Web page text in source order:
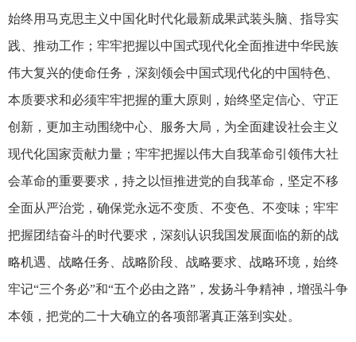
始终用马克思主义中国化时代化最新成果武装头脑、指导实
践、推动工作；牢牢把握以中国式现代化全面推进中华民族
伟大复兴的使命任务，深刻领会中国式现代化的中国特色、
本质要求和必须牢牢把握的重大原则，始终坚定信心、守正
创新，更加主动围绕中心、服务大局，为全面建设社会主义
现代化国家贡献力量；牢牢把握以伟大自我革命引领伟大社
会革命的重要要求，持之以恒推进党的自我革命，坚定不移
全面从严治党，确保党永远不变质、不变色、不变味；牢牢
把握团结奋斗的时代要求，深刻认识我国发展面临的新的战
略机遇、战略任务、战略阶段、战略要求、战略环境，始终
牢记“三个务必”和“五个必由之路”，发扬斗争精神，增强斗争
本领，把党的二十大确立的各项部署真正落到实处。